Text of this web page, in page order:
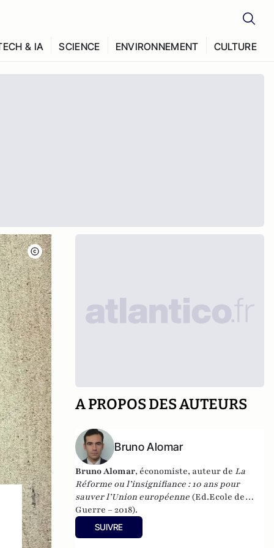
& IA SCIENCE ENVIRONNEMENT CULTURE
A PROPOS DES AUTEURS
Bruno Alomar
Bruno Alomar, économiste, auteur de La
Réforme ou l’insignifiance : 10 ans pour
sauver l’Union européenne (Ed.Ecole de
Guerre – 2018).
SUIVRE